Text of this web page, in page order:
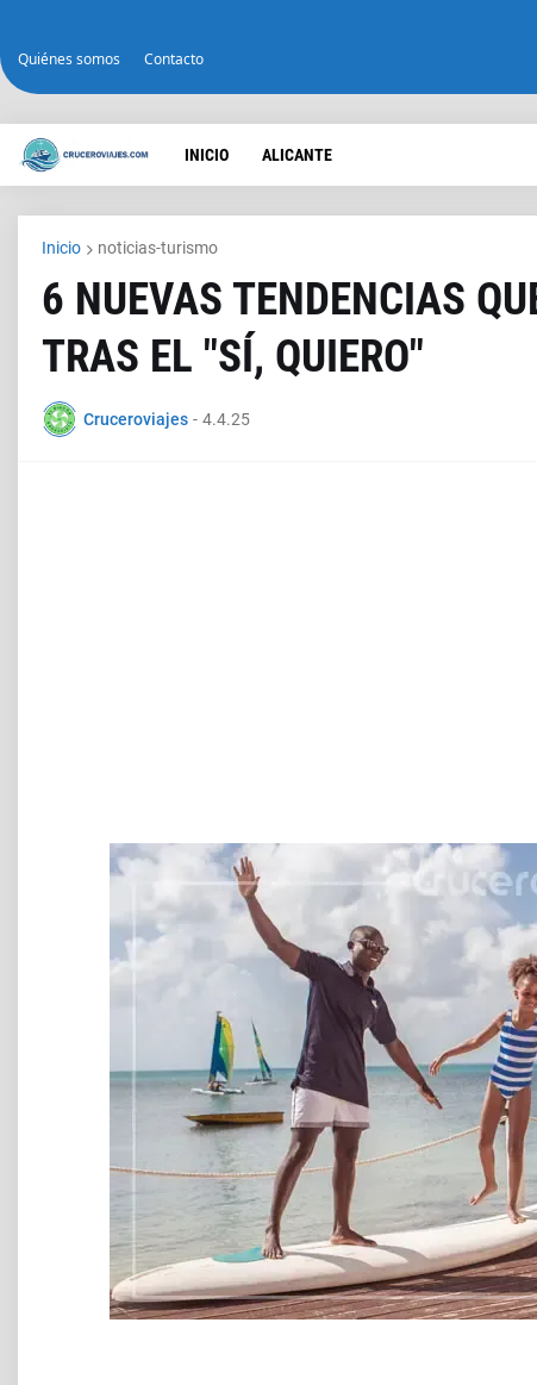
Quiénes somos Contacto
INICIO ALICANTE
Inicio noticias-turismo
6 NUEVAS TENDENCIAS
TRAS EL "SÍ, QUIERO"
Cruceroviajes - 4.4.25